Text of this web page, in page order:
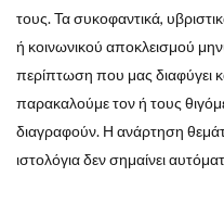
τους. Τα συκοφαντικά,
ή κοινωνικού αποκλεισμού
περίπτωση που μας διαφύγει
παρακαλούμε τον ή τους
διαγραφούν. Η ανάρτηση
ιστολόγια δεν σημαίνει